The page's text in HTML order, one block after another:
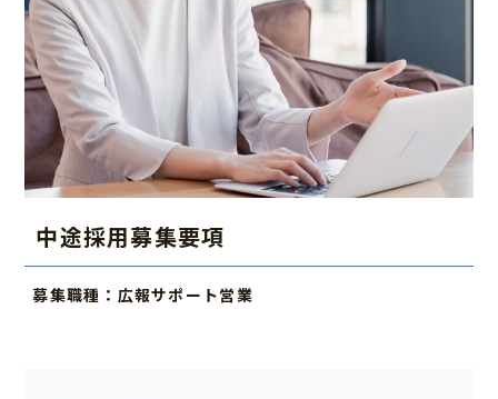
中途採用募集要項
募集職種：広報サポート営業